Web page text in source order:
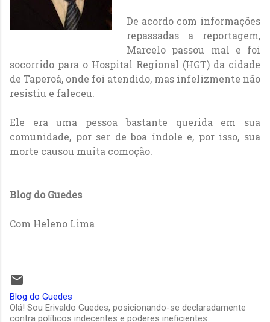
De acordo com informações
repassadas a reportagem,
Marcelo passou mal e foi
socorrido para o Hospital Regional (HGT) da cidade
de Taperoá, onde foi atendido, mas infelizmente não
resistiu e faleceu.
Ele era uma pessoa bastante querida em sua
comunidade, por ser de boa índole e, por isso, sua
morte causou muita comoção.
Blog do Guedes
Com Heleno Lima
Blog do Guedes
Olá! Sou Erivaldo Guedes, posicionando-se declaradamente
contra políticos indecentes e poderes ineficientes.